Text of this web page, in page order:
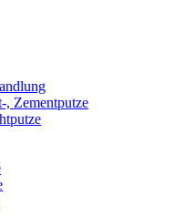
Zementputze